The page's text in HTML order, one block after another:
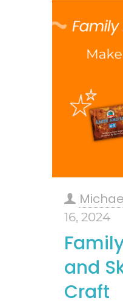
16, 2024
and
Craft